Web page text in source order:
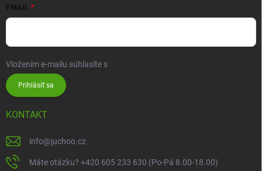
EMAIL
Vložením e-mailu súhlasíte s
Prihlásiť sa
KONTAKT
info@juchoo.cz
Máte otázku? +420 605 233 630 (Po-Pá 8.00-18.00)